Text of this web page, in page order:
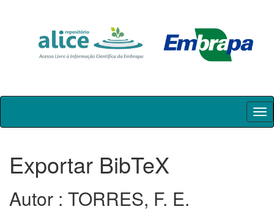
Skip
Exportar BibTeX
Autor : TORRES, F. E.